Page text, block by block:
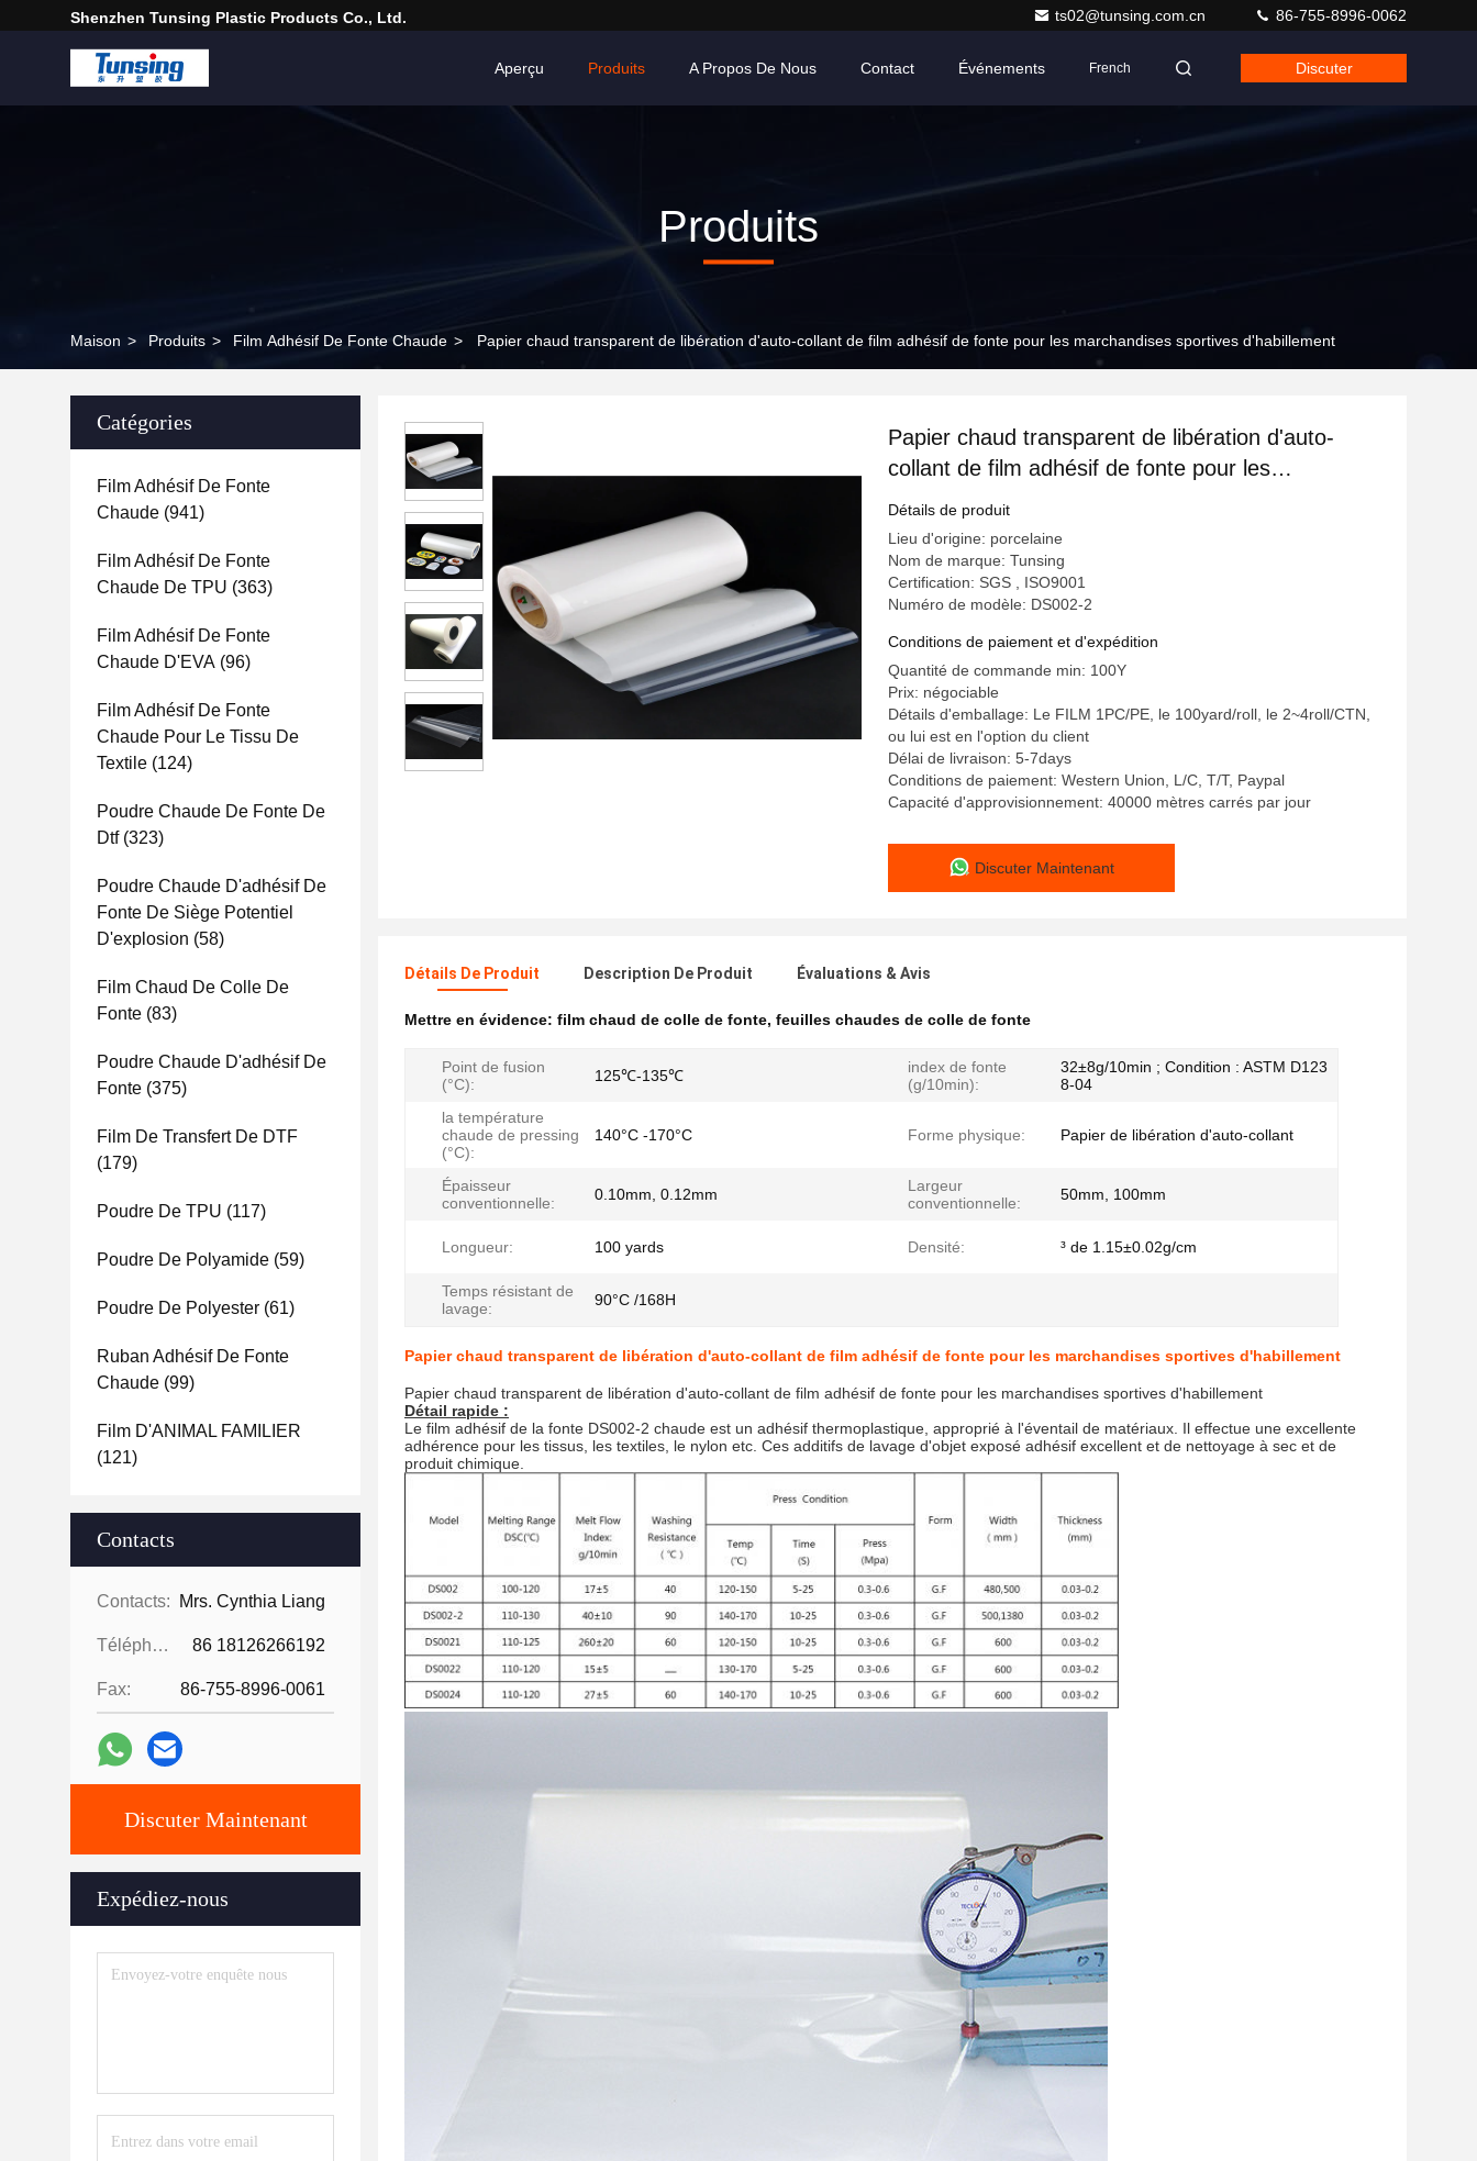
Shenzhen Tunsing Plastic Products Co., Ltd. ts02@tunsing.com.cn 86-755-8996-0062
Aperçu Produits A Propos De Nous Contact Événements French Discuter
Produits
Maison > Produits > Film Adhésif De Fonte Chaude > Papier chaud transparent de libération d'auto-collant de film adhésif de fonte pour les marchandises sportives d'habillement
Catégories
Film Adhésif De Fonte
Chaude (941)
Film Adhésif De Fonte
Chaude De TPU (363)
Film Adhésif De Fonte
Chaude D'EVA (96)
Film Adhésif De Fonte
Chaude Pour Le Tissu De
Textile (124)
Poudre Chaude De Fonte De
Dtf(323)
Poudre Chaude D'adhésif De
Fonte De Siège Potentiel
D'explosion (58)
Film Chaud De Colle De
Fonte (83)
Poudre Chaude D'adhésif De
Fonte (375)
Film De Transfert De DTF
(179)
Poudre De TPU (117)
Poudre De Polyamide (59)
Poudre De Polyester (61)
Ruban Adhésif De Fonte
Chaude (99)
Film D'ANIMAL FAMILIER
(121)
Contacts
Contacts: Mrs. Cynthia Liang
Téléphone: 86 18126266192
Fax: 86-755-8996-0061
Discuter Maintenant
Expédiez-nous
Papier chaud transparent de libération d'auto-
collant de film adhésif de fonte pour les
marchandises sportives d'habillement
Détails de produit
Lieu d'origine: porcelaine
Nom de marque: Tunsing
Certification: SGS , ISO9001
Numéro de modèle: DS002-2
Conditions de paiement et d'expédition
Quantité de commande min: 100Y
Prix: négociable
Détails d'emballage: Le FILM 1PC/PE, le 100yard/roll, le 2~4roll/CTN,
ou lui est en l'option du client
Délai de livraison: 5-7days
Conditions de paiement: Western Union, L/C, T/T, Paypal
Capacité d'approvisionnement: 40000 mètres carrés par jour
Discuter Maintenant
Détails De Produit Description De Produit Évaluations & Avis
Mettre en évidence: film chaud de colle de fonte, feuilles chaudes de colle de fonte
Point de fusion
(°C):
125℃-135℃
index de fonte
(g/10min):
32±8g/10min ; Condition : ASTM D123
8-04
la température
chaude de pressing
(°C):
140°C -170°C Forme physique: Papier de libération d'auto-collant
Épaisseur
conventionnelle:
0.10mm, 0.12mm
Largeur
conventionnelle:
50mm, 100mm
Longueur: 100 yards Densité: ³ de 1.15±0.02g/cm
Temps résistant de
lavage:
90°C /168H
Papier chaud transparent de libération d'auto-collant de film adhésif de fonte pour les marchandises sportives d'habillement
Papier chaud transparent de libération d'auto-collant de film adhésif de fonte pour les marchandises sportives d'habillement
Détail rapide :
Le film adhésif de la fonte DS002-2 chaude est un adhésif thermoplastique, approprié à l'éventail de matériaux. Il effectue une excellente
adhérence pour les tissus, les textiles, le nylon etc. Ces additifs de lavage d'objet exposé adhésif excellent et de nettoyage à sec et de
produit chimique.